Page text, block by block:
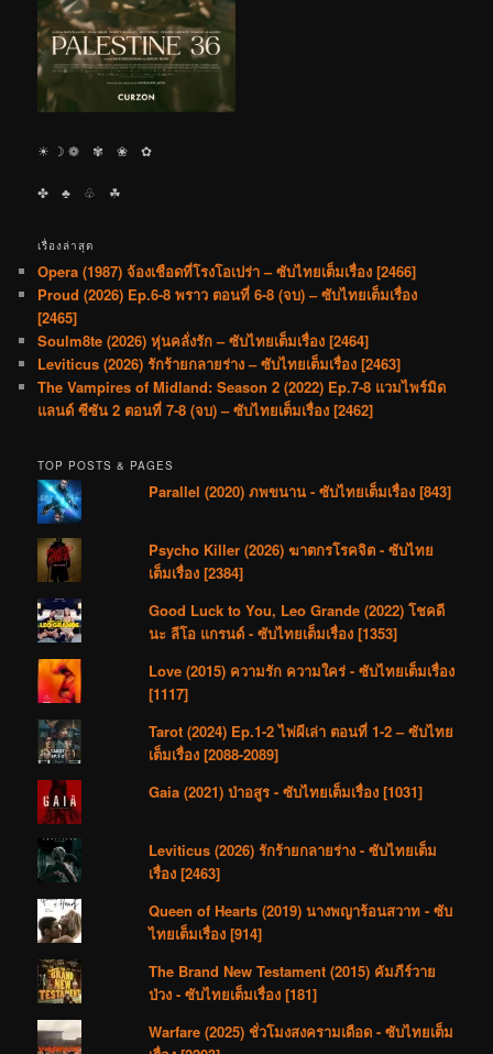
☀︎ ☽ ❁ ✾ ❀ ✿
✤ ♣︎ ♧ ☘︎
เรื่องล่าสุด
Opera (1987) จ้องเชือดที่โรงโอเปร่า – ซับไทยเต็มเรื่อง [2466]
Proud (2026) Ep.6-8 พราว ตอนที่ 6-8 (จบ) – ซับไทยเต็มเรื่อง
[2465]
Soulm8te (2026) หุ่นคลั่งรัก – ซับไทยเต็มเรื่อง [2464]
Leviticus (2026) รักร้ายกลายร่าง – ซับไทยเต็มเรื่อง [2463]
The Vampires of Midland: Season 2 (2022) Ep.7-8 แวมไพร์มิด
แลนด์ ซีซัน 2 ตอนที่ 7-8 (จบ) – ซับไทยเต็มเรื่อง [2462]
TOP POSTS & PAGES
Parallel (2020) ภพขนาน - ซับไทยเต็มเรื่อง [843]
Psycho Killer (2026) ฆาตกรโรคจิต - ซับไทย
เต็มเรื่อง [2384]
Good Luck to You, Leo Grande (2022) โชคดี
นะ ลีโอ แกรนด์ - ซับไทยเต็มเรื่อง [1353]
Love (2015) ความรัก ความใคร่ - ซับไทยเต็มเรื่อง
[1117]
Tarot (2024) Ep.1-2 ไพ่ผีเล่า ตอนที่ 1-2 – ซับไทย
เต็มเรื่อง [2088-2089]
Gaia (2021) ป่าอสูร - ซับไทยเต็มเรื่อง [1031]
Leviticus (2026) รักร้ายกลายร่าง - ซับไทยเต็ม
เรื่อง [2463]
Queen of Hearts (2019) นางพญาร้อนสวาท - ซับ
ไทยเต็มเรื่อง [914]
The Brand New Testament (2015) คัมภีร์วาย
ป่วง - ซับไทยเต็มเรื่อง [181]
Warfare (2025) ชั่วโมงสงครามเดือด - ซับไทยเต็ม